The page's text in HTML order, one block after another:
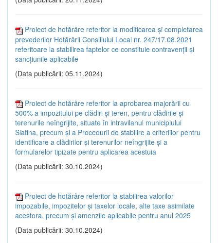
Proiect de hotărâre referitor la modificarea și completarea
prevederilor Hotărârii Consiliului Local nr. 247/17.08.2021
referitoare la stabilirea faptelor ce constituie contravenții și
sancțiunile aplicabile
(Data publicării: 05.11.2024)
Proiect de hotărâre referitor la aprobarea majorării cu
500% a impozitului pe clădiri și teren, pentru clădirile și
terenurile neîngrijite, situate în intravilanul municipiului
Slatina, precum și a Procedurii de stabilire a criteriilor pentru
identificare a clădirilor și terenurilor neîngrijite și a
formularelor tipizate pentru aplicarea acestuia
(Data publicării: 30.10.2024)
Proiect de hotărâre referitor la stabilirea valorilor
impozabile, impozitelor și taxelor locale, alte taxe asimilate
acestora, precum și amenzile aplicabile pentru anul 2025
(Data publicării: 30.10.2024)